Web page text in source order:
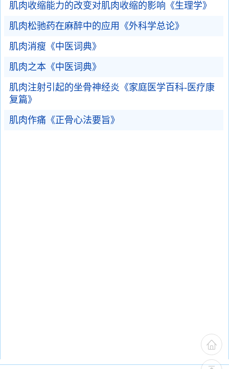
肌肉收缩能力的改变对肌肉收缩的影响《生理学》
肌肉松驰药在麻醉中的应用《外科学总论》
肌肉消瘦《中医词典》
肌肉之本《中医词典》
肌肉注射引起的坐骨神经炎《家庭医学百科-医疗康
复篇》
肌肉作痛《正骨心法要旨》